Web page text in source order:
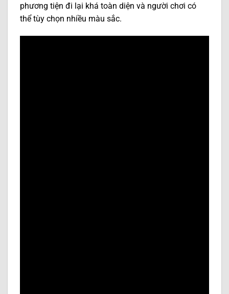
phương tiện đi lại khá toàn diện và người chơi có
thể tùy chọn nhiều màu sắc.